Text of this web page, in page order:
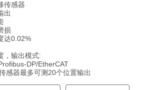
感器
出
损
0.02%
输出模式:
DP/EtherCAT
器最多可测20个位置输出